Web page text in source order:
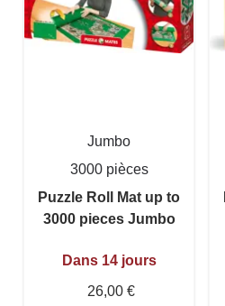
Jumbo
3000 pièces
Puzzle Roll Mat up to
3000 pieces Jumbo
Dans 14 jours
26,00 €